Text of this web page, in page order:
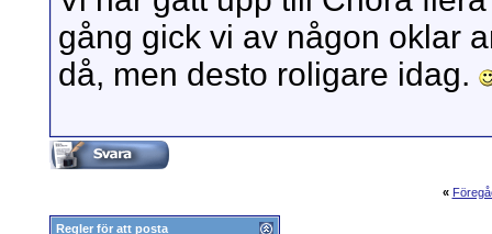
gång gick vi av någon oklar
då, men desto roligare idag.
«
Regler för att posta